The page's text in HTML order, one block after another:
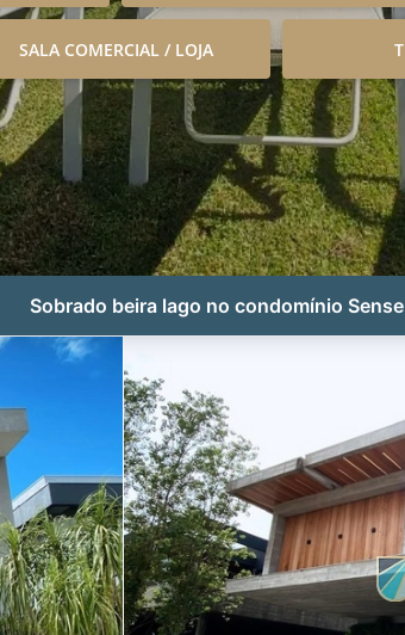
SALA COMERCIAL / LOJA
Sobrado beira lago no condomínio